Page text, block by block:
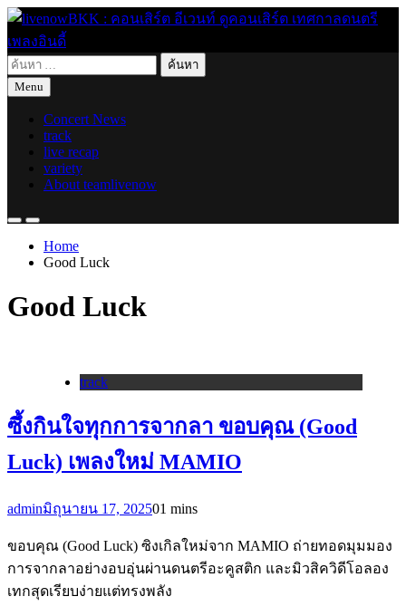
Skip
content
livenowBKK : คอนเสิร์ต อีเวนท์ ดูคอนเสิร์ต เทศกาลดนตรี เพลง
อินดี้
live for today
ค้นหา
สำหรับ:
Menu
Concert News
track
live recap
variety
About teamlivenow
Home
Good Luck
Good Luck
track
ซึ้งกินใจทุกการจากลา ขอบคุณ (Good
Luck) เพลงใหม่ MAMIO
adminมิถุนายน 17, 202501 mins
ขอบคุณ (Good Luck) ซิงเกิลใหม่จาก MAMIO ถ่ายทอดมุมมอง
การจากลาอย่างอบอุ่นผ่านดนตรีอะคูสติก และมิวสิควิดีโอลอง
เทกสุดเรียบง่ายแต่ทรงพลัง